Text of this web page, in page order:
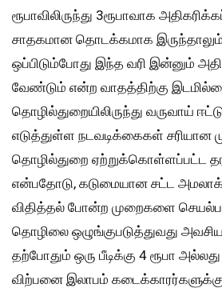
ரூபாவிலிருந்து 3ரூபாவாக
சாதகமான தொடக்கமாக இருந்தாலும்,
ஒப்பிடும்போது இந்த வரி இன்னும்
வேண்டும் என்ற வாதத்திற்கு
தொழில்துறையிலிருந்து வருவாய்
எடுத்துள்ள நடவடிக்கைகள் சரியான
தொழில்துறை ஏற்றுக்கொள்ளப்பட்ட
என்பதோடு, கடுமையான சட்ட
விதித்தல் போன்ற முறைகளை
தொழிலை ஒழுங்குபடுத்துவது
தற்போதும் ஒரு பீடிக்கு 4 ரூபா
விற்பனை இலாபம்